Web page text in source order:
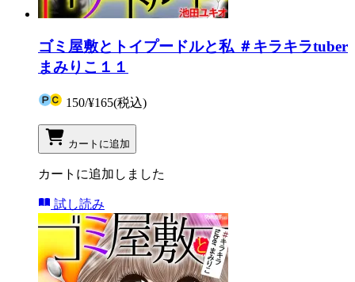
ゴミ屋敷とトイプードルと私 ＃キラキラtuber
まみりこ１１
150/¥165(税込)
カートに追加
カートに追加しました
試し読み